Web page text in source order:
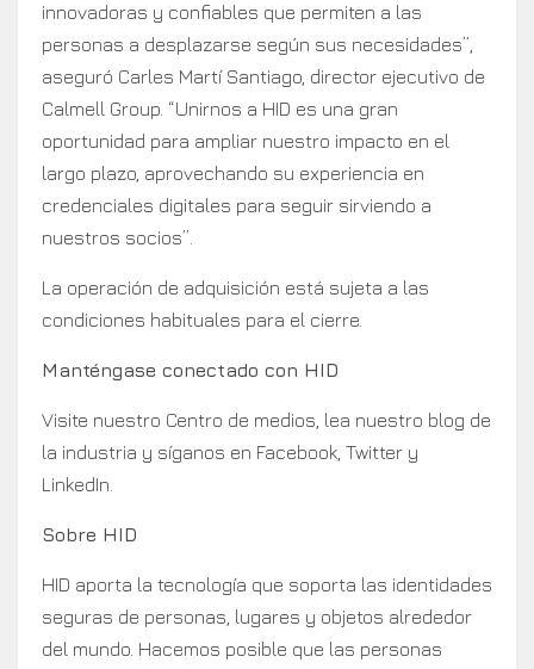
innovadoras y confiables que permiten a las
personas a desplazarse según sus necesidades”,
aseguró Carles Martí Santiago, director ejecutivo de
Calmell Group. “Unirnos a HID es una gran
oportunidad para ampliar nuestro impacto en el
largo plazo, aprovechando su experiencia en
credenciales digitales para seguir sirviendo a
nuestros socios”.
La operación de adquisición está sujeta a las
condiciones habituales para el cierre.
Manténgase conectado con HID
Visite nuestro Centro de medios, lea nuestro blog de
la industria y síganos en Facebook, Twitter y
LinkedIn.
Sobre HID
HID aporta la tecnología que soporta las identidades
seguras de personas, lugares y objetos alrededor
del mundo. Hacemos posible que las personas